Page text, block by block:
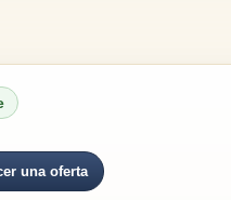
una oferta